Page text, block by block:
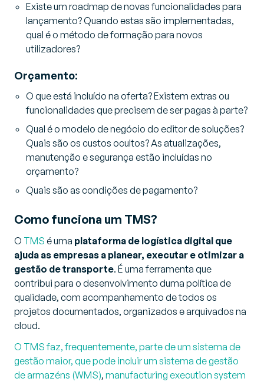
Existe um roadmap de novas funcionalidades para
lançamento? Quando estas são implementadas,
qual é o método de formação para novos
utilizadores?
Orçamento:
O que está incluído na oferta? Existem extras ou
funcionalidades que precisem de ser pagas à parte?
Qual é o modelo de negócio do editor de soluções?
Quais são os custos ocultos? As atualizações,
manutenção e segurança estão incluídas no
orçamento?
Quais são as condições de pagamento?
Como funciona um TMS?
O TMS é uma plataforma de logística digital que
ajuda as empresas a planear, executar e otimizar a
gestão de transporte. É uma ferramenta que
contribui para o desenvolvimento duma política de
qualidade, com acompanhamento de todos os
projetos documentados, organizados e arquivados na
cloud.
O TMS faz, frequentemente, parte de um sistema de
gestão maior, que pode incluir um sistema de gestão
de armazéns (WMS), manufacturing execution system